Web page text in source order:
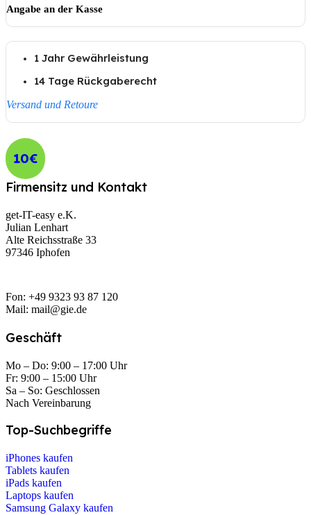
Angabe an der Kasse
1 Jahr Gewährleistung
14 Tage Rückgaberecht
Versand und Retoure
10€
Firmensitz und Kontakt
get-IT-easy e.K.
Julian Lenhart
Alte Reichsstraße 33
97346 Iphofen
Fon: +49 9323 93 87 120
Mail: mail@gie.de
Geschäft
Mo – Do: 9:00 – 17:00 Uhr
Fr: 9:00 – 15:00 Uhr
Sa – So: Geschlossen
Nach Vereinbarung
Top-Suchbegriffe
iPhones kaufen
Tablets kaufen
iPads kaufen
Laptops kaufen
Samsung Galaxy kaufen